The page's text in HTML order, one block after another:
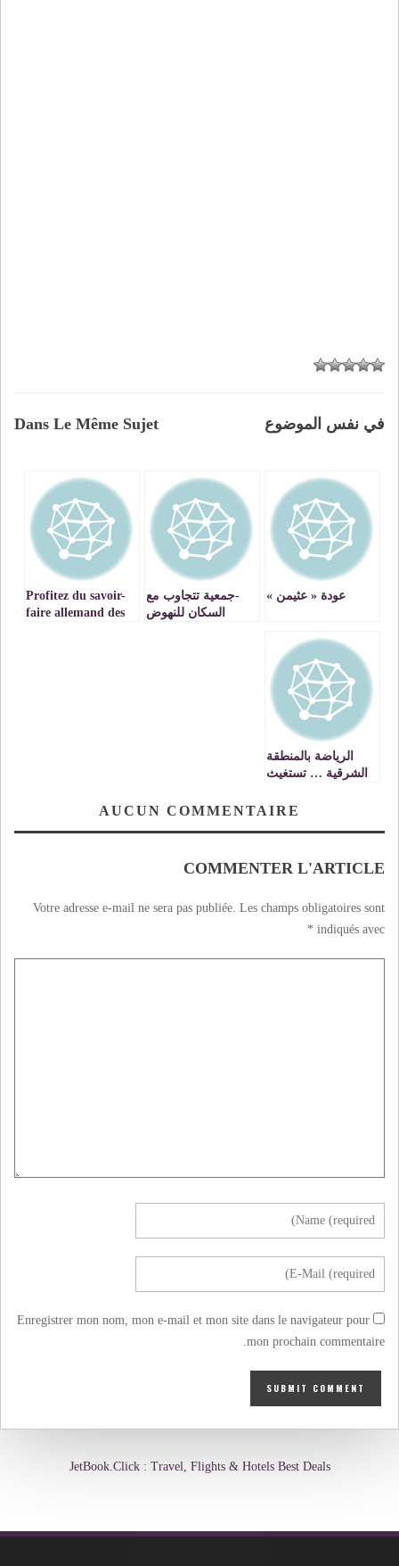
Dans Le Même Sujet في نفس الموضوع
عودة « عثيمن »
-جمعية تتجاوب مع
السكان للنهوض
Profitez du savoir-
faire allemand des
الرياضة بالمنطقة
الشرقية … تستغيث
AUCUN COMMENTAIRE
COMMENTER L'ARTICLE
Votre adresse e-mail ne sera pas publiée. Les champs obligatoires sont
indiqués avec
*
Enregistrer mon nom, mon e-mail et mon site dans le navigateur pour
mon prochain commentaire.
JetBook.Click : Travel, Flights & Hotels Best Deals